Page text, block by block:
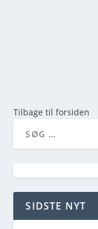
Tilbage til forsiden
SIDSTE NYT